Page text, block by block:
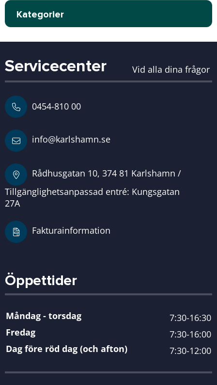
Kategorier
Servicecenter Vid alla dina frågor
0454-810 00
info@karlshamn.se
Rådhusgatan 10, 374 81 Karlshamn /
Tillgänglighetsanpassad entré: Kungsgatan
27A
Fakturainformation
Öppettider
Måndag - torsdag
7:30-16:30
Fredag
7:30-16:00
Dag före röd dag (och afton)
7:30-12:00